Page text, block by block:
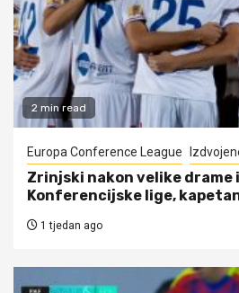
2 min read
Europa Conference League
Zrinjski nakon velike drame
Konferencijske lige,
1 tjedan ago